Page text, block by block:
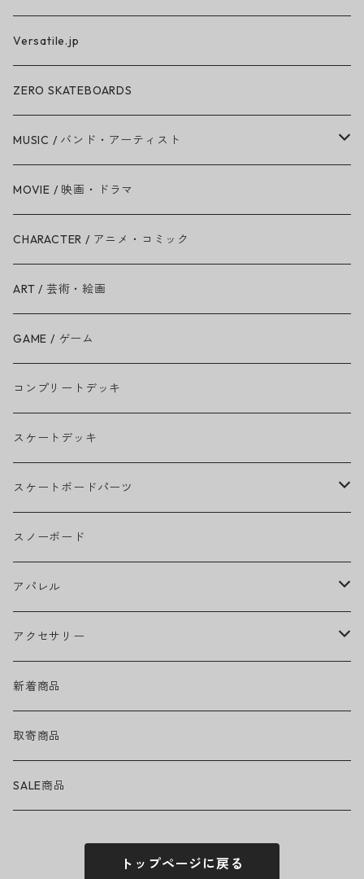
Versatile.jp
ZERO SKATEBOARDS
MUSIC / バンド・アーティスト
Amy Winehouse
Ariana Grande
BAD RELIGION
BEASTIE BOYS
THE BEATLES
BILLIE EILISH
BOB MARLEY
CAMILA CABELLO
Ed Sheeran
EMINEM
GREEN DAY
GUNS N' ROSES
LADY GAGA
MOVIE / 映画・ドラマ
CHARACTER / アニメ・コミック
ART / 芸術・絵画
GAME / ゲーム
コンプリートデッキ
スケートデッキ
スケートボードパーツ
グリップテープ
ウィール
ベアリング
トラック
ヘルメット・プロテクター
アクセサリー・小物
スノーボード
アパレル
ヘッドウェア
キャップ
ハット
ネックウェア
トップス
Tシャツ・ロングTシャツ
ボトムス
アクセサリー
ハードグッズ
バッグ・ポーチ
サングラス
新着商品
取寄商品
SALE商品
トップページに戻る